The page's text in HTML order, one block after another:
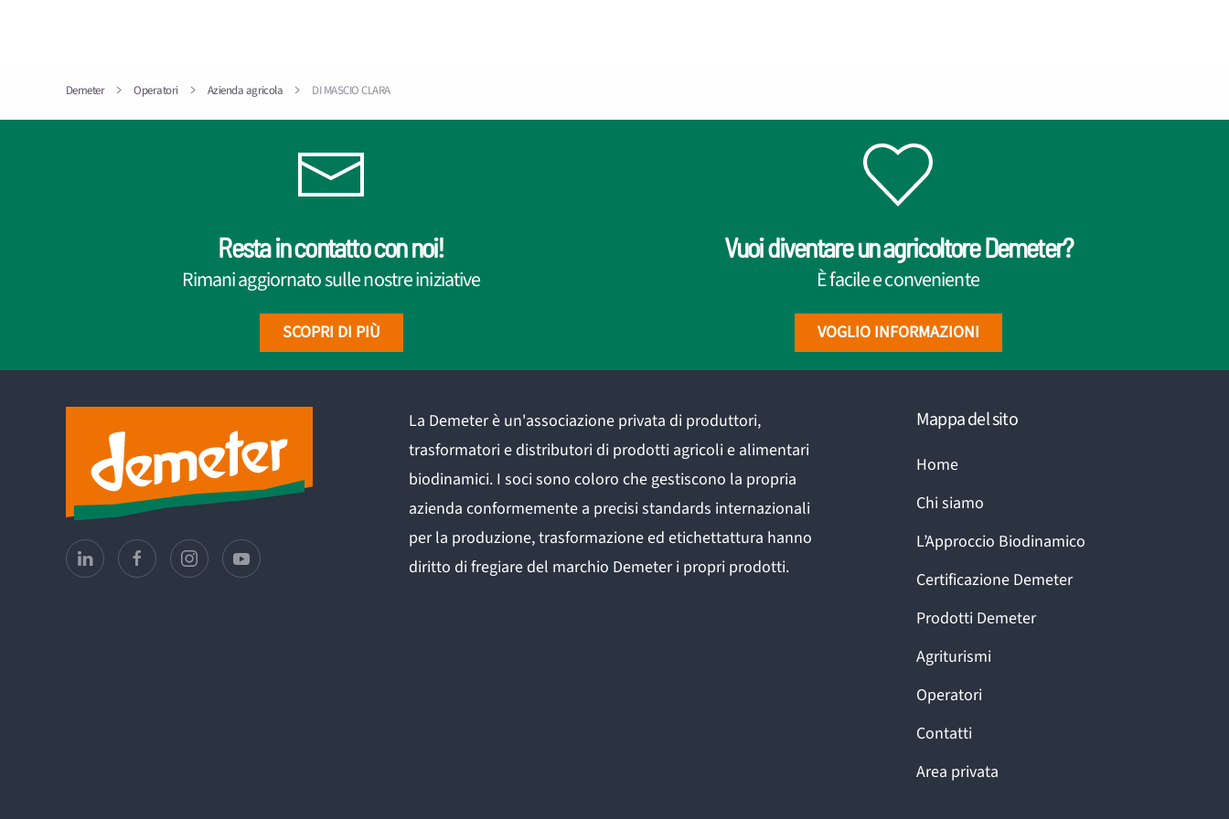
Demeter Operatori Azienda agricola DI MASCIO CLARA
Resta in contatto con noi!
Rimani aggiornato sulle nostre iniziative
SCOPRI DI PIÙ
Vuoi diventare un agricoltore Demeter?
È facile e conveniente
VOGLIO INFORMAZIONI
La Demeter è un'associazione privata di produttori,
trasformatori e distributori di prodotti agricoli e alimentari
biodinamici. I soci sono coloro che gestiscono la propria
azienda conformemente a precisi standards internazionali
per la produzione, trasformazione ed etichettattura hanno
diritto di fregiare del marchio Demeter i propri prodotti.
Mappa del sito
Home
Chi siamo
L’Approccio Biodinamico
Certificazione Demeter
Prodotti Demeter
Agriturismi
Operatori
Contatti
Area privata